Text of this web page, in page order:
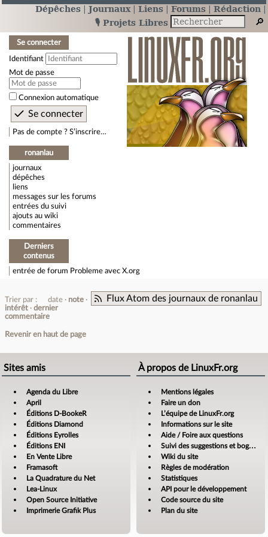
Dépêches Journaux Liens Forums
Rédaction
🎙️ Projets Libres
Se connecter
Identifiant
Mot de passe
Connexion automatique
Pas de compte ? S’inscrire…
ronanlau
journaux
dépêches
liens
messages sur les forums
entrées du suivi
ajouts au wiki
commentaires
Derniers
contenus
entrée de forum Probleme avec X.org
Flux Atom des journaux de ronanlau
Trier par : date
note
intérêt
dernier
commentaire
Revenir en haut de page
Sites amis
Agenda du Libre
April
Éditions D-BookeR
Éditions Diamond
Éditions Eyrolles
Éditions ENI
En Vente Libre
Framasoft
La Quadrature du Net
Lea-Linux
Open Source Initiative
Imprimerie Grafik Plus
À propos de LinuxFr.org
Mentions légales
Faire un don
L’équipe de LinuxFr.org
Informations sur le site
Aide / Foire aux questions
Suivi des suggestions et bogues
Wiki du site
Règles de modération
Statistiques
API pour le développement
Code source du site
Plan du site